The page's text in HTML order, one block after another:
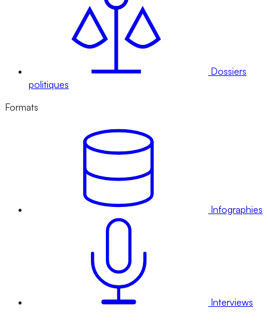
Dossiers
politiques
Formats
Infographies
Interviews